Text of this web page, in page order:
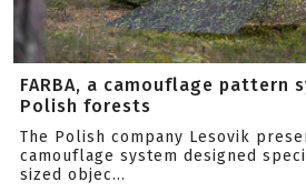
FARBA, a camouflage pattern
Polish forests
The Polish company Lesovik
camouflage system designed
sized objec...